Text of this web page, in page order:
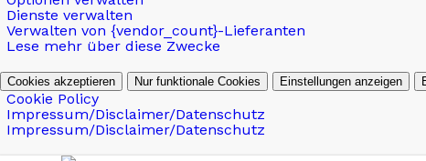
Dienste verwalten
Verwalten von {vendor_count}-Lieferanten
Lese mehr über diese Zwecke
Cookies akzeptieren Nur funktionale Cookies Einstellungen anzeigen
Cookie Policy
Impressum/Disclaimer/Datenschutz
Impressum/Disclaimer/Datenschutz